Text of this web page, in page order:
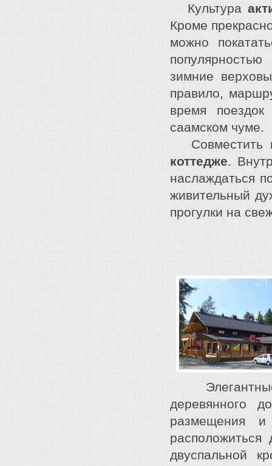
Культура
Кроме
можно
зимние
правило,
время
саамском чуме.
Совместить
коттедже.
наслаждаться
живительный
прогулки на
Элегантные
деревянного
размещения
двуспальной